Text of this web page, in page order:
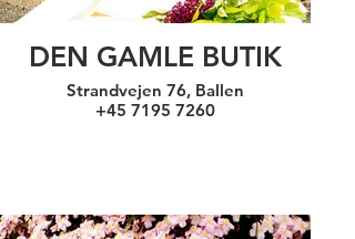
DEN GAMLE BUTIK
Strandvejen 76, Ballen
+45 7195 7260